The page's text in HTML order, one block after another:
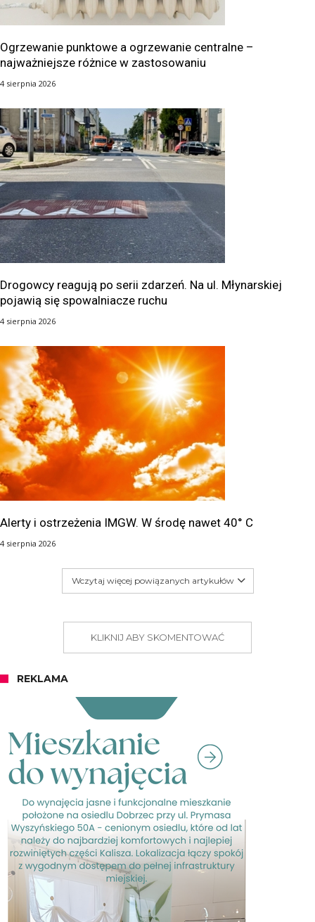
Ogrzewanie punktowe a ogrzewanie centralne –
najważniejsze różnice w zastosowaniu
4 sierpnia 2026
Drogowcy reagują po serii zdarzeń. Na ul. Młynarskiej
pojawią się spowalniacze ruchu
4 sierpnia 2026
Alerty i ostrzeżenia IMGW. W środę nawet 40° C
4 sierpnia 2026
Wczytaj więcej powiązanych artykułów
KLIKNIJ ABY SKOMENTOWAĆ
REKLAMA